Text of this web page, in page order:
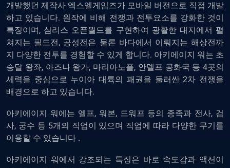
개발했던 제작사 엑스엘게임즈가 모바일 버전으로 직접 개발
하고 있습니다. 원작에 비해 전쟁과 전투요소를 강화한 것이
특징이며, 심리스 오픈월드를 구현하여 광활한 대지에서 펼
쳐지는 필드전, 공성전은 물론 바다에서 이뤄지는 해상전까
지 다양한 전투를 경험할 수 있게 합니다. 아키에이지 워는 초
승달 왕좌, 아즈나 왕가, 마리아노플, 안델프 공화국 등 4곳의
세력을 중심으로 누이아 대륙의 패권을 둘러싼 2차 전쟁을
배경으로 하고 있습니다.
아키에이지 워에는 엘프, 워본, 드워프 등의 종족과 전사, 검
사, 궁수 등 5개의 직업이 있으며 직업에 따라 다양한 무기를
이용할 수 있습니다 .
아키에이지 워에서 강조되는 특징은 바로 속도감과 액션이